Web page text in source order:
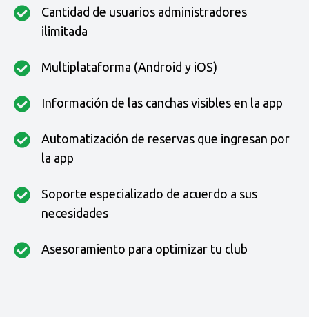
Cantidad de usuarios administradores
ilimitada
Multiplataforma (Android y iOS)
Información de las canchas visibles en la app
Automatización de reservas que ingresan por
la app
Soporte especializado de acuerdo a sus
necesidades
Asesoramiento para optimizar tu club